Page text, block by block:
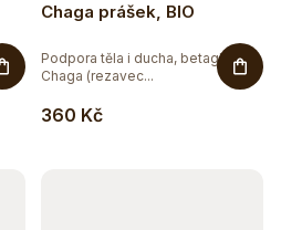
Chaga prášek, BIO
360 Kč
Podpora těla i ducha, betaglukany
Chaga (rezavec...